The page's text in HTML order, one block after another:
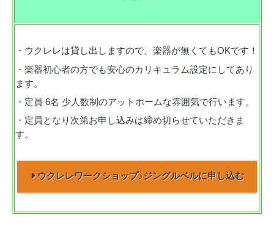
・ウクレレは貸し出しますので、楽器が無くてもOKです！
・楽器初心者の方でも安心のカリキュラム設定にしてあり
ます。
・定員 6名 少人数制のアットホームな雰囲気で行います。
・定員となり次第お申し込みは締め切らせていただきま
す。
ウクレレワークショップ♪ジングルベルに申し込む